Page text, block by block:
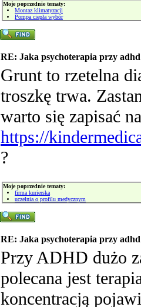
Moje poprzednie tematy:
Montaz klimatyzacji
Pompa ciepła wybór
RE: Jaka psychoterapia przy adhd
Grunt to rzetelna
troszkę trwa.
warto się zapisać
https://
?
Moje poprzednie tematy:
firma kurierska
uczelnia o profilu medycznym
RE: Jaka psychoterapia przy adhd
Przy ADHD dużo
polecana jest
koncentracją